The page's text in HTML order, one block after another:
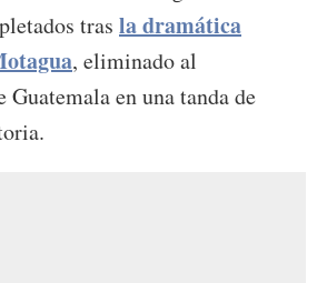
tras la dramática
, eliminado al
Guatemala en una tanda de